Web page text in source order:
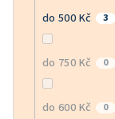
do 500 Kč 3
do 750 Kč 0
do 600 Kč 0